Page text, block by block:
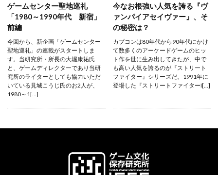
ゲームセンター聖地巡礼
「1980～1990年代 新宿」
前編
今回から、新企画「ゲームセンター
聖地巡礼」の連載がスタートしま
す。当研究所・所長の大堀康祐氏
と、ゲームディレクターであり当研
究所のライターとしても協力いただ
いている見城こうじ氏のお2人が、
1980～1[…]
今なお根強い人気を誇る『ヴ
ァンパイアセイヴァー』、そ
の秘密は？
カプコンは80年代から90年代にかけ
て数多くのアーケードゲームのヒッ
ト作を世に生み出してきたが、中で
も高い人気を誇るのが『ストリート
ファイター』シリーズだ。1991年に
登場した『ストリートファイターI[…]